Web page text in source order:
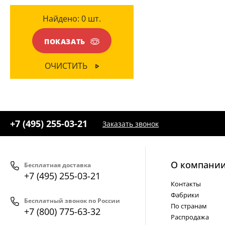
ЦВЕТ ПЛАФОНОВ
Белый(1)
Прозрачный(1)
Найдено: 0 шт.
ПОКАЗАТЬ
ОЧИСТИТЬ
+7 (495) 255-03-21 Заказать звонок
Бесплатная доставка
+7 (495) 255-03-21
Бесплатный звонок по России
+7 (800) 775-63-32
О
Контакты
Фабрики
По странам
Распродажа